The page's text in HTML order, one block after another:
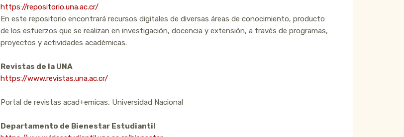
https://repositorio.una.ac.cr/
En este repositorio encontrará recursos digitales de diversas áreas de conocimiento, producto
de los esfuerzos que se realizan en investigación, docencia y extensión, a través de programas,
proyectos y actividades académicas.
Revistas de la UNA
https://www.revistas.una.ac.cr/
Portal de revistas acad+emicas, Universidad Nacional
Departamento de Bienestar Estudiantil